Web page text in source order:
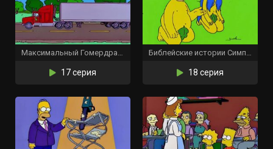
Максимальный Гомердрайв
17 серия
Библейские истории Симпсонов
18 серия